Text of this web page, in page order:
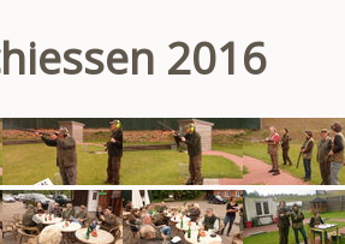
2016